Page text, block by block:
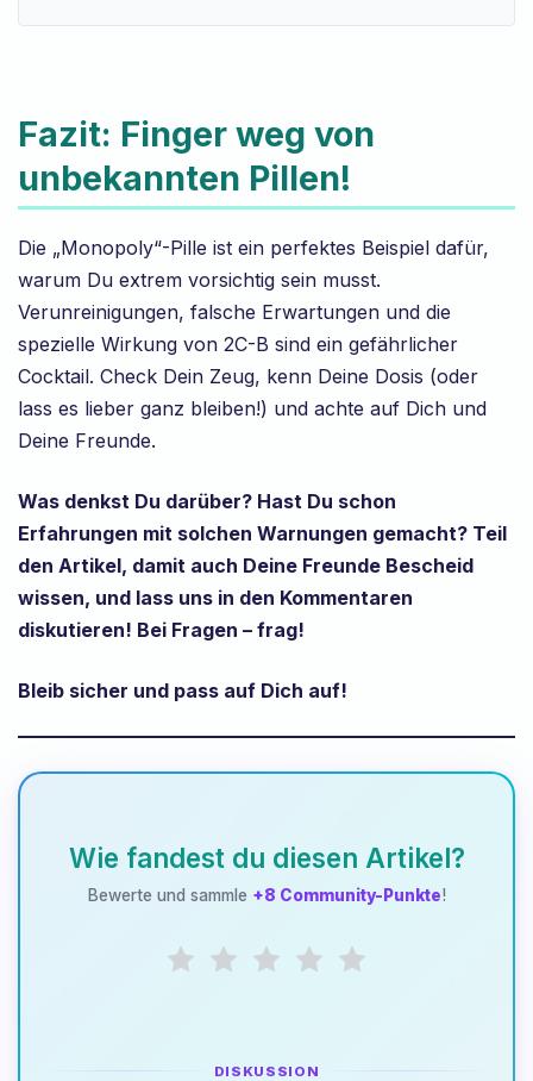
Fazit: Finger weg von
unbekannten Pillen!
Die „Monopoly“-Pille ist ein perfektes Beispiel dafür,
warum Du extrem vorsichtig sein musst.
Verunreinigungen, falsche Erwartungen und die
spezielle Wirkung von 2C-B sind ein gefährlicher
Cocktail. Check Dein Zeug, kenn Deine Dosis (oder
lass es lieber ganz bleiben!) und achte auf Dich und
Deine Freunde.
Was denkst Du darüber? Hast Du schon
Erfahrungen mit solchen Warnungen gemacht? Teil
den Artikel, damit auch Deine Freunde Bescheid
wissen, und lass uns in den Kommentaren
diskutieren! Bei Fragen – frag!
Bleib sicher und pass auf Dich auf!
Wie fandest du diesen Artikel?
Bewerte und sammle +8 Community-Punkte!
DISKUSSION